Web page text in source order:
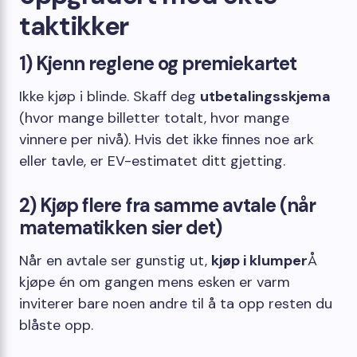
taktikker
1) Kjenn reglene og premiekartet
Ikke kjøp i blinde. Skaff deg utbetalingsskjema
(hvor mange billetter totalt, hvor mange
vinnere per nivå). Hvis det ikke finnes noe ark
eller tavle, er EV-estimatet ditt gjetting.
2) Kjøp flere fra samme avtale (når
matematikken sier det)
Når en avtale ser gunstig ut, kjøp i klumperÅ
kjøpe én om gangen mens esken er varm
inviterer bare noen andre til å ta opp resten du
blåste opp.